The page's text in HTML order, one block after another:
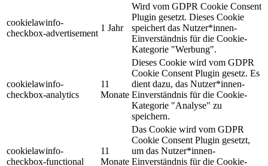
cookielawinfo-
checkbox-advertisement
1 Jahr
Wird vom GDPR Cookie Consent
Plugin gesetzt. Dieses Cookie
speichert das Nutzer*innen-
Einverständnis für die Cookie-
Kategorie "Werbung".
cookielawinfo-
checkbox-analytics
11
Monate
Dieses Cookie wird vom GDPR
Cookie Consent Plugin gesetz. Es
dient dazu, das Nutzer*innen-
Einverständnis für die Cookie-
Kategorie "Analyse" zu
speichern.
cookielawinfo-
checkbox-functional
11
Monate
Das Cookie wird vom GDPR
Cookie Consent Plugin gesetzt,
um das Nutzer*innen-
Einverständnis für die Cookie-